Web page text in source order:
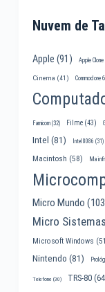
Nuvem de
Apple (91) Apple Clone
Cinema (41) Commodore
Famicom(32) Filme(43)
Intel (81) Intel 8086 (31)
Macintosh (58)
Micro Mundo
Micro Sistemas
Microsoft Windows
Nintendo (81)
Telefone (30) TRS-80